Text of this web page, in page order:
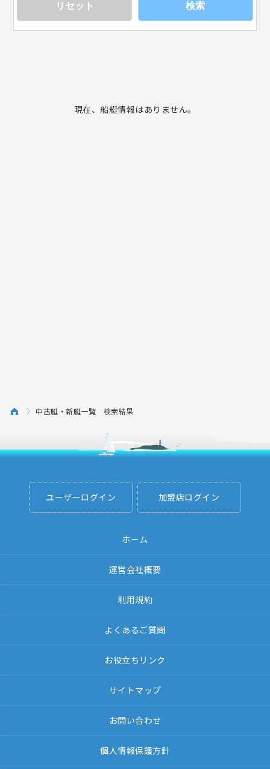
検索
現在、船艇情報はありません。
中古艇・新艇一覧 検索結果
ユーザーログイン 加盟店ログイン
ホーム
運営会社概要
利用規約
よくあるご質問
お役立ちリンク
サイトマップ
お問い合わせ
個人情報保護方針